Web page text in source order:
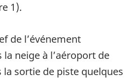
1).
de l’événement
neige à l’aéroport de
la sortie de piste quelques